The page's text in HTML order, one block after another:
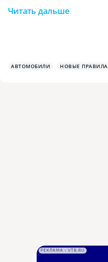
Читать дальше
АВТОМОБИЛИ НОВЫЕ ПРАВИЛА
РЕКЛАМА • VTB.RU